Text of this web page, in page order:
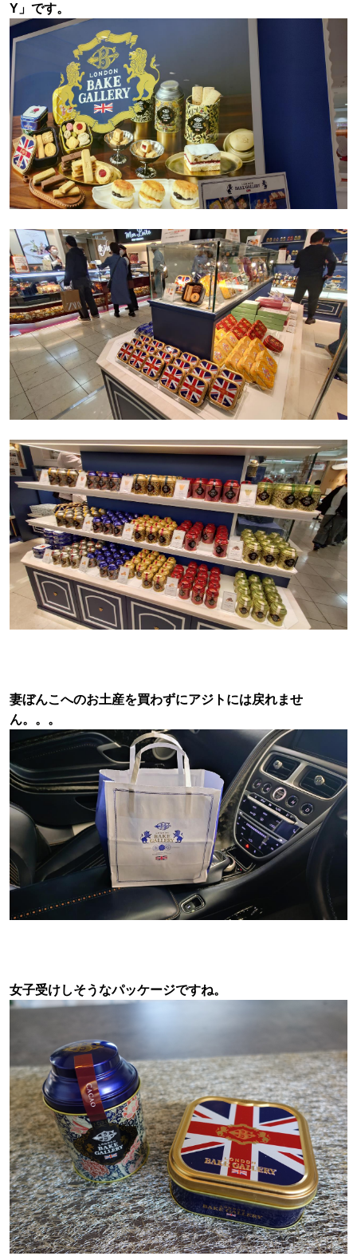
Y」です。
妻ぼんこへのお土産を買わずにアジトには戻れませ
ん。。。
女子受けしそうなパッケージですね。